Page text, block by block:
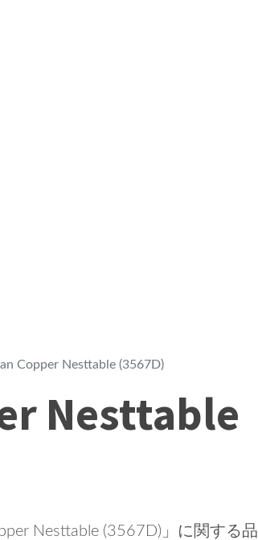
Copper Nesttable (3567D)
Nesttable
Nesttable (3567D)」に関する品